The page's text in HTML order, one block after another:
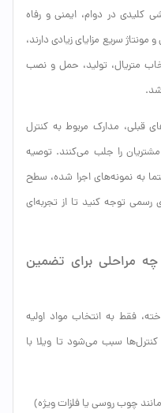
در دوام، ایمنی و رفاه
مونتاژ سریع مزایای زیادی دارند،
متریال، تولید، حمل و نصب
قبلی، مدارک مربوط به کنترل
را جلب می‌کنند. توصیه
به نمونه‌های اجرا شده، سطح
توجه کنید تا از تجربه‌ای
مراحلی برای تضمین
فقط به انتخاب مواد اولیه
سبب می‌شود تا ویلا با
چوب روسی یا فلزات ویژه)